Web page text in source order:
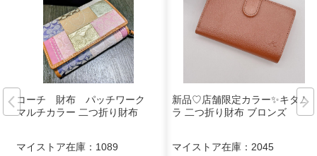
コーチ 財布 パッチワーク
マルチカラー 二つ折り財布
マイストア在庫： 1089
新品♡店舗限定カラー✨️キタム
ラ 二つ折り財布 ブロンズ
マイストア在庫： 2045